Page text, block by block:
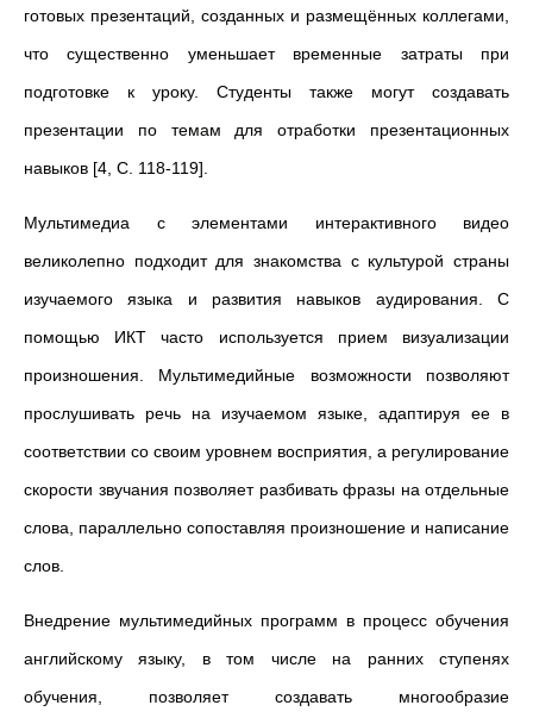
готовых презентаций, созданных и размещённых коллегами,
что существенно уменьшает временные затраты при
подготовке к уроку. Студенты также могут создавать
презентации по темам для отработки презентационных
навыков [4, С. 118-119].
Мультимедиа с элементами интерактивного видео
великолепно подходит для знакомства с культурой страны
изучаемого языка и развития навыков аудирования. С
помощью ИКТ часто используется прием визуализации
произношения. Мультимедийные возможности позволяют
прослушивать речь на изучаемом языке, адаптируя ее в
соответствии со своим уровнем восприятия, а регулирование
скорости звучания позволяет разбивать фразы на отдельные
слова, параллельно сопоставляя произношение и написание
слов.
Внедрение мультимедийных программ в процесс обучения
английскому языку, в том числе на ранних ступенях
обучения, позволяет создавать многообразие